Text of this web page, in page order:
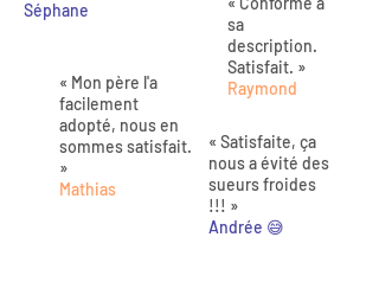
Séphane
« Mon père l'a
facilement
adopté, nous en
sommes satisfait.
»
Mathias
sa
description.
Satisfait. »
Raymond
« Satisfaite, ça
nous a évité des
sueurs froides
!!! »
Andrée 😅